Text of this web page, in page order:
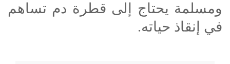
ومسلمة يحتاج إلى قطرة دم تساهم
في إنقاذ حياته.